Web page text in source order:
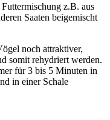
z.B. aus
Saaten beigemischt
noch attraktiver,
somit rehydriert werden.
für 3 bis 5 Minuten in
in einer Schale